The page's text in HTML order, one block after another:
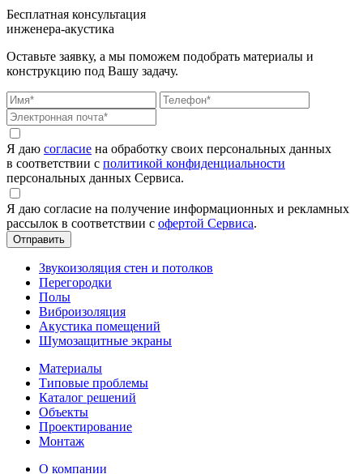
Бесплатная консультация
инженера-акустика
Оставьте заявку, а мы поможем подобрать материалы и
конструкцию под Вашу задачу.
Я даю согласие на обработку своих персональных данных
в соответствии с политикой конфиденциальности
персональных данных Сервиса.
Я даю согласие на получение информационных и рекламных
рассылок в соответствии с офертой Сервиса.
Звукоизоляция стен и потолков
Перегородки
Полы
Виброизоляция
Акустика помещений
Шумозащитные экраны
Материалы
Типовые проблемы
Каталог решений
Объекты
Проектирование
Монтаж
О компании